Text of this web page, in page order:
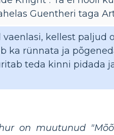
Guentheri taga
kellest paljud
ka rünnata ja
teda kinni pidada
on muutunud